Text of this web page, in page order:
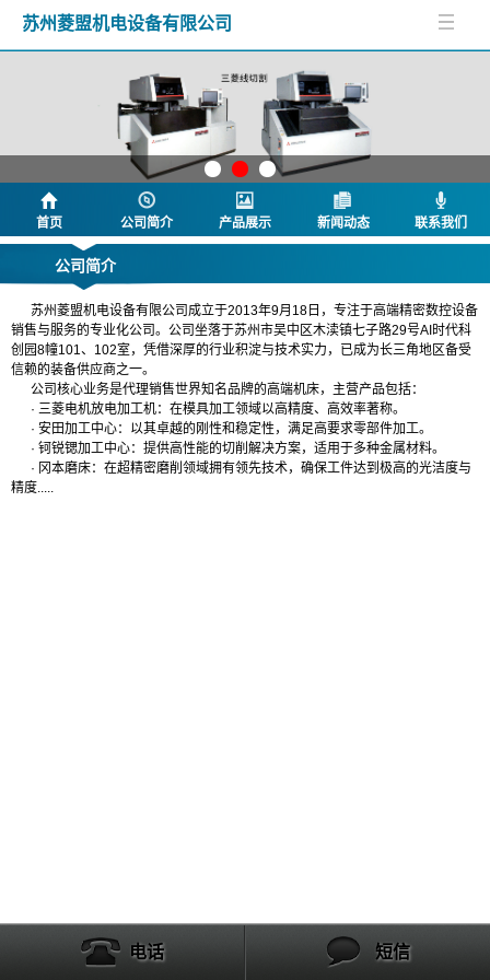
苏州菱盟机电设备有限公司
首页 公司简介 产品展示 新闻动态 联系我们
公司简介
苏州菱盟机电设备有限公司成立于2013年9月18日，专注于高端精密数控设备
销售与服务的专业化公司。公司坐落于苏州市吴中区木渎镇七子路29号AI时代科
创园8幢101、102室，凭借深厚的行业积淀与技术实力，已成为长三角地区备受
信赖的装备供应商之一。
公司核心业务是代理销售世界知名品牌的高端机床，主营产品包括：
· 三菱电机放电加工机：在模具加工领域以高精度、高效率著称。
· 安田加工中心：以其卓越的刚性和稳定性，满足高要求零部件加工。
· 钶锐锶加工中心：提供高性能的切削解决方案，适用于多种金属材料。
· 冈本磨床：在超精密磨削领域拥有领先技术，确保工件达到极高的光洁度与
精度.....
电话 短信